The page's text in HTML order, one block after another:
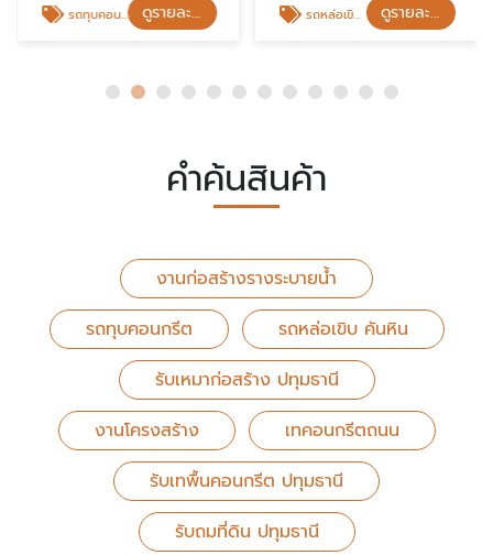
รถทุบคอนกรีต ดูรายละเอียด รถหล่อเขิบ คันหิน ดูรายละเอียด
คำค้นสินค้า
งานก่อสร้างรางระบายน้ำ
รถทุบคอนกรีต
รถหล่อเขิบ คันหิน
รับเหมาก่อสร้าง ปทุมธานี
งานโครงสร้าง
เทคอนกรีตถนน
รับเทพื้นคอนกรีต ปทุมธานี
รับถมที่ดิน ปทุมธานี